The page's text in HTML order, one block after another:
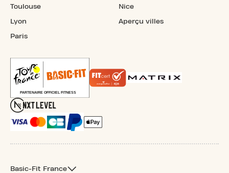
Toulouse
Lyon
Paris
Nice
Aperçu villes
Basic-Fit France